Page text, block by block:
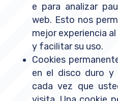
e para analizar
web. Esto nos
mejor experiencia
y facilitar su uso.
Cookies
en el disco duro y
cada vez que